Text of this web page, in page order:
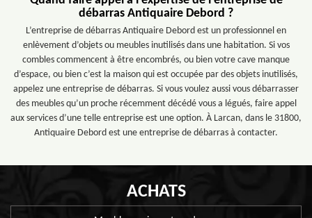
débarras Antiquaire Debord ?
L’entreprise de débarras Antiquaire Debord est un professionnel en
enlèvement d’objets ou meubles inutilisés dans une habitation. Si vos
combles commencent à être encombrés, ou bien votre cave manque
d’espace, ou bien c’est la maison qui est occupée par des objets inutilisés,
appelez une entreprise de débarras. Si vous voulez aussi vous débarrasser
des meubles qu’un proche récemment décédé vous a légués, faire appel
aux services d’une telle entreprise est une option. À Larcan, dans le 31800,
Antiquaire Debord est une entreprise de débarras à contacter.
ACHATS